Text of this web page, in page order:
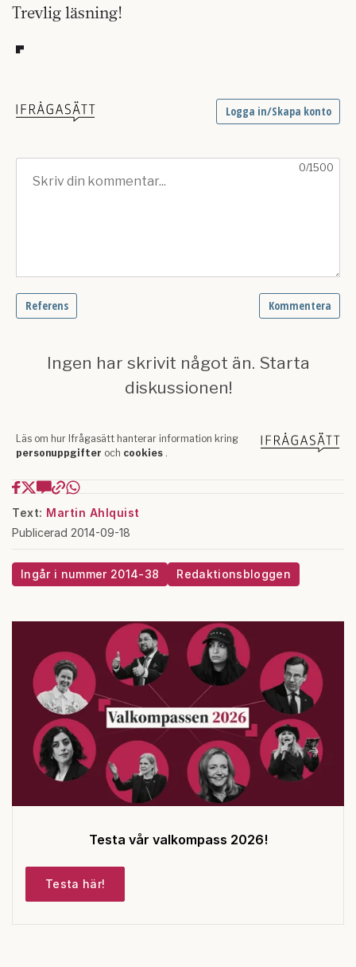
Trevlig läsning!
Text: Martin Ahlquist
Publicerad 2014-09-18
Ingår i nummer 2014-38 Redaktionsbloggen
Testa vår valkompass 2026!
Testa här!